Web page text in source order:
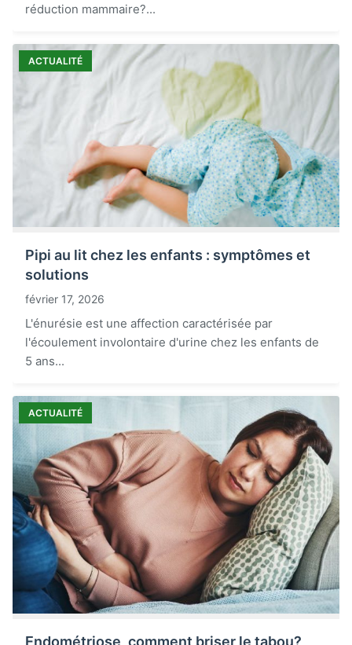
réduction mammaire?...
ACTUALITÉ
Pipi au lit chez les enfants : symptômes et
solutions
février 17, 2026
L'énurésie est une affection caractérisée par
l'écoulement involontaire d'urine chez les enfants de
5 ans...
ACTUALITÉ